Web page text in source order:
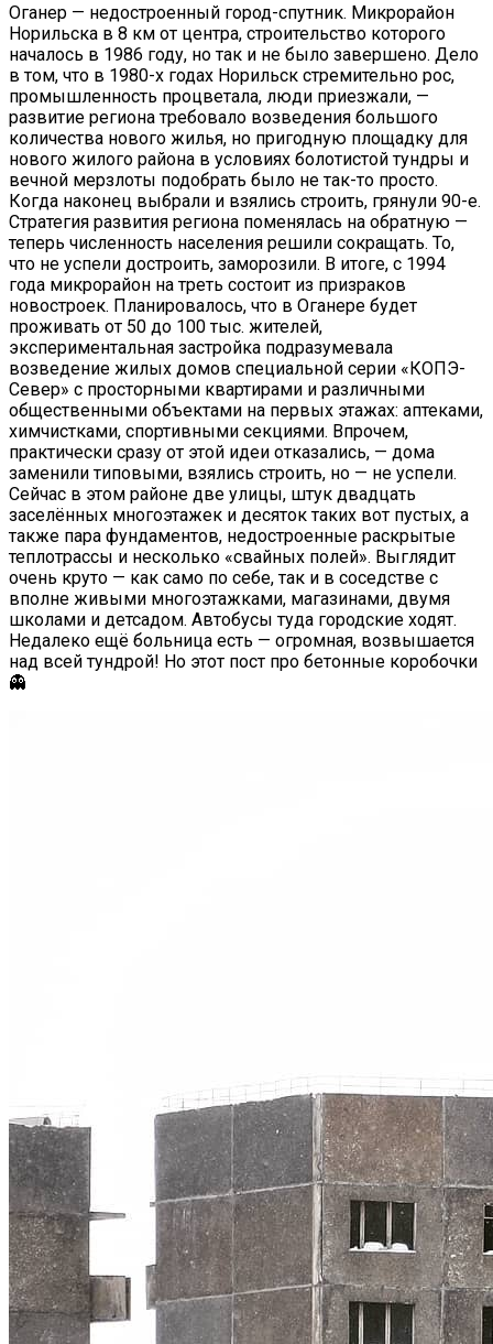
Оганер — недостроенный город-спутник. Микрорайон
Норильска в 8 км от центра, строительство которого
началось в 1986 году, но так и не было завершено. Дело
в том, что в 1980-х годах Норильск стремительно рос,
промышленность процветала, люди приезжали, —
развитие региона требовало возведения большого
количества нового жилья, но пригодную площадку для
нового жилого района в условиях болотистой тундры и
вечной мерзлоты подобрать было не так-то просто.
Когда наконец выбрали и взялись строить, грянули 90-е.
Стратегия развития региона поменялась на обратную —
теперь численность населения решили сокращать. То,
что не успели достроить, заморозили. В итоге, с 1994
года микрорайон на треть состоит из призраков
новостроек. Планировалось, что в Оганере будет
проживать от 50 до 100 тыс. жителей,
экспериментальная застройка подразумевала
возведение жилых домов специальной серии «КОПЭ-
Север» с просторными квартирами и различными
общественными объектами на первых этажах: аптеками,
химчистками, спортивными секциями. Впрочем,
практически сразу от этой идеи отказались, — дома
заменили типовыми, взялись строить, но — не успели.
Сейчас в этом районе две улицы, штук двадцать
заселённых многоэтажек и десяток таких вот пустых, а
также пара фундаментов, недостроенные раскрытые
теплотрассы и несколько «свайных полей». Выглядит
очень круто — как само по себе, так и в соседстве с
вполне живыми многоэтажками, магазинами, двумя
школами и детсадом. Автобусы туда городские ходят.
Недалеко ещё больница есть — огромная, возвышается
над всей тундрой! Но этот пост про бетонные коробочки
👻